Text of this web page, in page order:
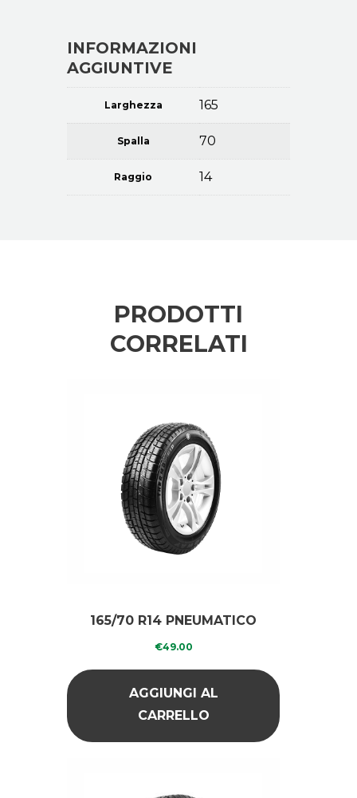
INFORMAZIONI
AGGIUNTIVE
Larghezza 165
Spalla 70
Raggio 14
PRODOTTI
CORRELATI
165/70 R14 PNEUMATICO
RICOPERTO GREEN
€49.00
AGGIUNGI AL
CARRELLO